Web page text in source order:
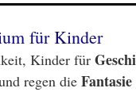
für Kinder
Kinder für
regen die Fantasie